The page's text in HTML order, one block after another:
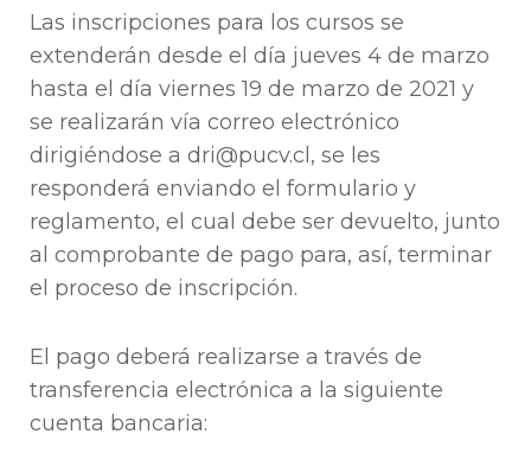
Las inscripciones para los cursos se
extenderán desde el día jueves 4 de marzo
hasta el día viernes 19 de marzo de 2021 y
se realizarán vía correo electrónico
dirigiéndose a dri@pucv.cl, se les
responderá enviando el formulario y
reglamento, el cual debe ser devuelto, junto
al comprobante de pago para, así, terminar
el proceso de inscripción.
El pago deberá realizarse a través de
transferencia electrónica a la siguiente
cuenta bancaria: